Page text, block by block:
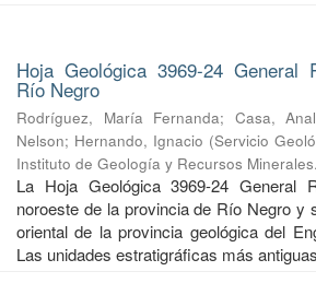
Hoja Geológica 3969-24 General
Río Negro
Rodríguez, María Fernanda; Casa,
Nelson; Hernando, Ignacio (Servicio
Instituto de Geología y Recursos Minerales.
La Hoja Geológica 3969-24
noroeste de la provincia de Río Negro y
oriental de la provincia geológica del
Las unidades estratigráficas más